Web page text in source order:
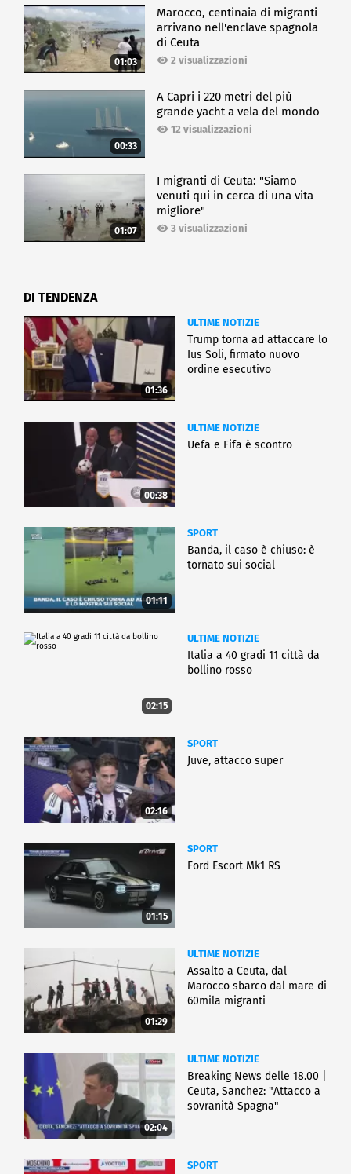
01:03
Marocco, centinaia di migranti
arrivano nell'enclave spagnola
di Ceuta
2 visualizzazioni
00:33
A Capri i 220 metri del più
grande yacht a vela del mondo
12 visualizzazioni
01:07
I migranti di Ceuta: "Siamo
venuti qui in cerca di una vita
migliore"
3 visualizzazioni
DI TENDENZA
01:36
ULTIME NOTIZIE
Trump torna ad attaccare lo
Ius Soli, firmato nuovo
ordine esecutivo
00:38
ULTIME NOTIZIE
Uefa e Fifa è scontro
01:11
SPORT
Banda, il caso è chiuso: è
tornato sui social
02:15
ULTIME NOTIZIE
Italia a 40 gradi 11 città da
bollino rosso
02:16
SPORT
Juve, attacco super
01:15
SPORT
Ford Escort Mk1 RS
01:29
ULTIME NOTIZIE
Assalto a Ceuta, dal
Marocco sbarco dal mare di
60mila migranti
02:04
ULTIME NOTIZIE
Breaking News delle 18.00 |
Ceuta, Sanchez: "Attacco a
sovranità Spagna"
SPORT